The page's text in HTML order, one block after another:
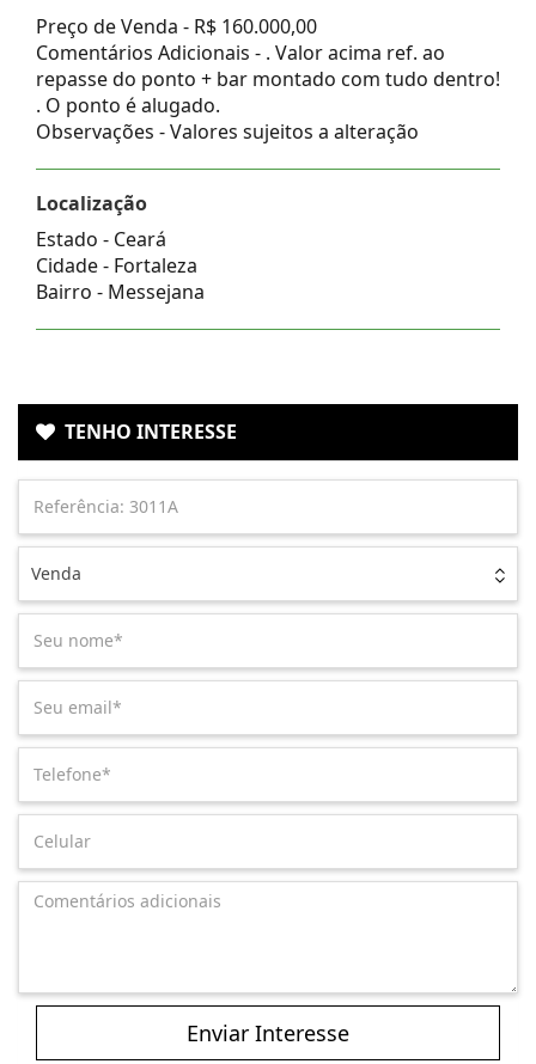
Preço de Venda - R$ 160.000,00
Comentários Adicionais - . Valor acima ref. ao
repasse do ponto + bar montado com tudo dentro!
. O ponto é alugado.
Observações - Valores sujeitos a alteração
Localização
Estado - Ceará
Cidade - Fortaleza
Bairro - Messejana
TENHO INTERESSE
Venda
Enviar Interesse